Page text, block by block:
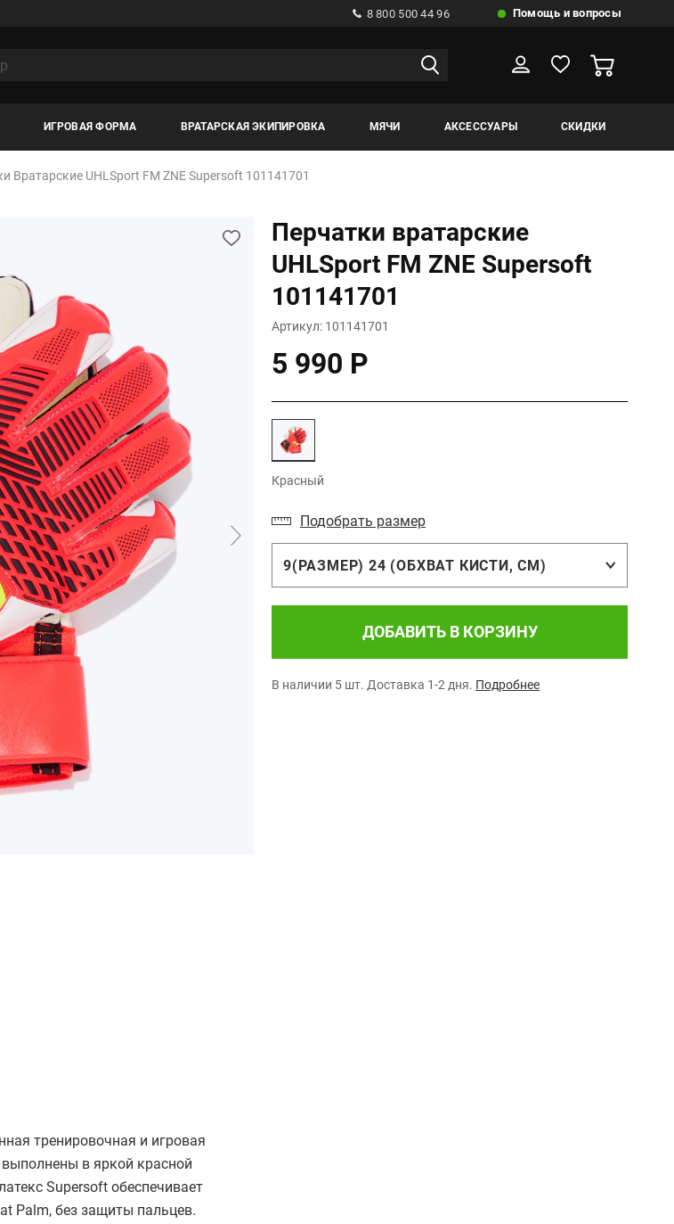
8 800 500 44 96 Помощь и вопросы
ИГРОВАЯ ФОРМА ВРАТАРСКАЯ ЭКИПИРОВКА МЯЧИ АКСЕССУАРЫ СКИДКИ
Вратарские UHLSport FM ZNE Supersoft 101141701
Перчатки вратарские
UHLSport FM ZNE Supersoft
101141701
Артикул: 101141701
5 990 Р
Красный
Подобрать размер
9(РАЗМЕР) 24 (ОБХВАТ КИСТИ, СМ)
ДОБАВИТЬ В КОРЗИНУ
В наличии 5 шт. Доставка 1-2 дня. Подробнее
тренировочная и игровая
в яркой красной
Supersoft обеспечивает
Palm, без защиты пальцев.